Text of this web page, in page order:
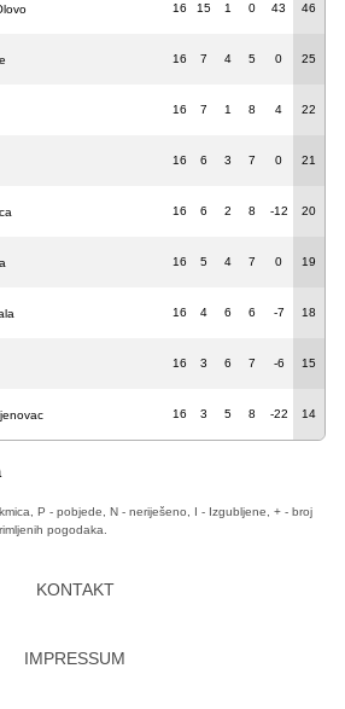
16 15 1 0 43 46
16 7 4 5 0 25
16 7 1 8 4 22
16 6 3 7 0 21
16 6 2 8 -12 20
16 5 4 7 0 19
16 4 6 6 -7 18
16 3 6 7 -6 15
16 3 5 8 -22 14
P - pobjede, N - neriješeno, I - Izgubljene, + - broj
pogodaka.
KONTAKT
IMPRESSUM